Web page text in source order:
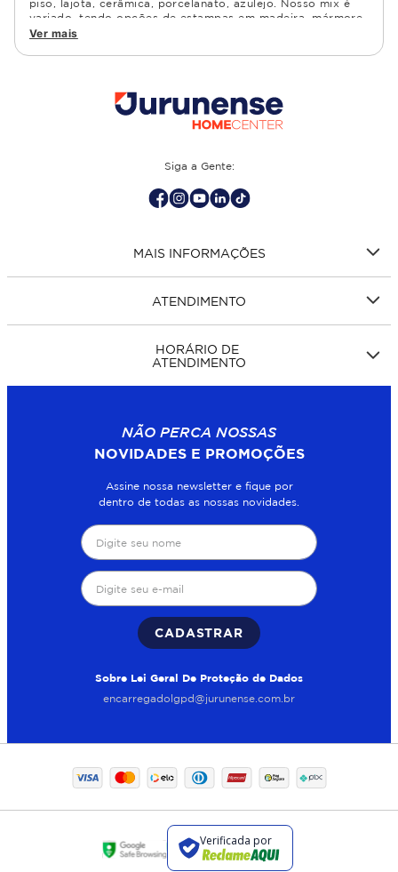
piso, lajota, cerâmica, porcelanato, azulejo. Nosso mix é
variado, tendo opções de estampas em madeira, mármore,
granito, cimento, geométrico, e muito mais Confira as
cozinha, quarto, sala de estar.
Ver mais
Siga a Gente:
MAIS INFORMAÇÕES
ATENDIMENTO
HORÁRIO DE
ATENDIMENTO
NÃO PERCA NOSSAS
NOVIDADES E PROMOÇÕES
Assine nossa newsletter e fique por
dentro de todas as nossas novidades.
CADASTRAR
Sobre Lei Geral De Proteção de Dados
encarregadolgpd@jurunense.com.br